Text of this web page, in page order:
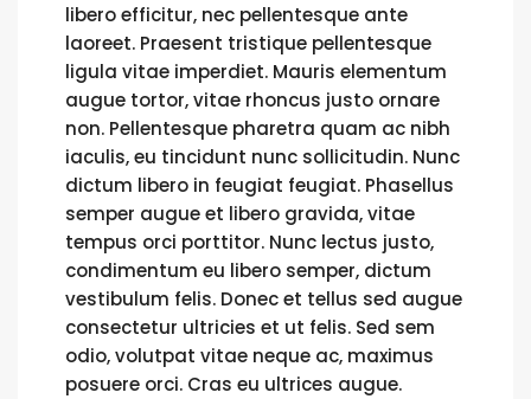
libero efficitur, nec pellentesque ante
laoreet. Praesent tristique pellentesque
ligula vitae imperdiet. Mauris elementum
augue tortor, vitae rhoncus justo ornare
non. Pellentesque pharetra quam ac nibh
iaculis, eu tincidunt nunc sollicitudin. Nunc
dictum libero in feugiat feugiat. Phasellus
semper augue et libero gravida, vitae
tempus orci porttitor. Nunc lectus justo,
condimentum eu libero semper, dictum
vestibulum felis. Donec et tellus sed augue
consectetur ultricies et ut felis. Sed sem
odio, volutpat vitae neque ac, maximus
posuere orci. Cras eu ultrices augue.